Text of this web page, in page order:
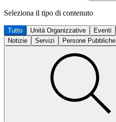
Seleziona il tipo di contenuto
Tutto Unità Organizzative Eventi
Notizie
Servizi Persone Pubbliche